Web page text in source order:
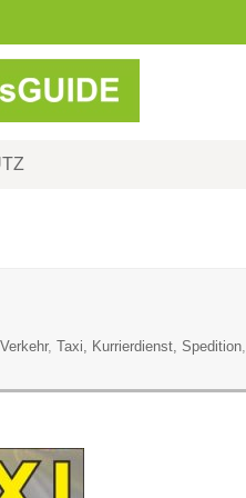
, Taxi, Kurrierdienst, Spedition,